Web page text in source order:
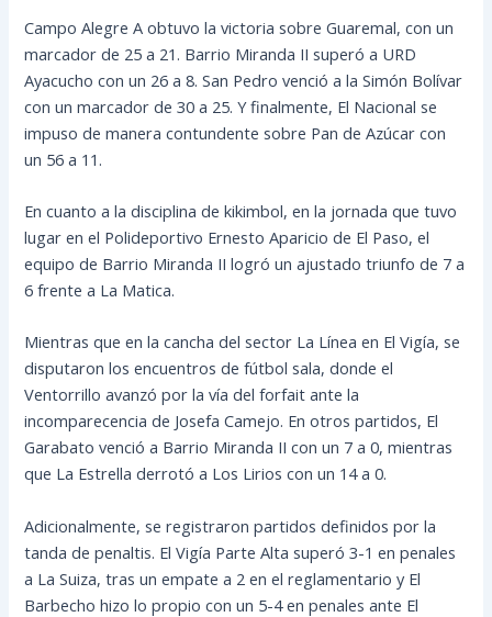
Campo Alegre A obtuvo la victoria sobre Guaremal, con un
marcador de 25 a 21. Barrio Miranda II superó a URD
Ayacucho con un 26 a 8. San Pedro venció a la Simón Bolívar
con un marcador de 30 a 25. Y finalmente, El Nacional se
impuso de manera contundente sobre Pan de Azúcar con
un 56 a 11.
En cuanto a la disciplina de kikimbol, en la jornada que tuvo
lugar en el Polideportivo Ernesto Aparicio de El Paso, el
equipo de Barrio Miranda II logró un ajustado triunfo de 7 a
6 frente a La Matica.
Mientras que en la cancha del sector La Línea en El Vigía, se
disputaron los encuentros de fútbol sala, donde el
Ventorrillo avanzó por la vía del forfait ante la
incomparecencia de Josefa Camejo. En otros partidos, El
Garabato venció a Barrio Miranda II con un 7 a 0, mientras
que La Estrella derrotó a Los Lirios con un 14 a 0.
Adicionalmente, se registraron partidos definidos por la
tanda de penaltis. El Vigía Parte Alta superó 3-1 en penales
a La Suiza, tras un empate a 2 en el reglamentario y El
Barbecho hizo lo propio con un 5-4 en penales ante El